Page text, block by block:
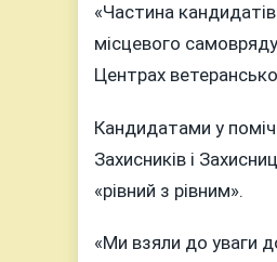
«Частина
місцевого
Центрах
Кандидатами у
Захисників і
«рівний з рівним».
«Ми взяли до уваги